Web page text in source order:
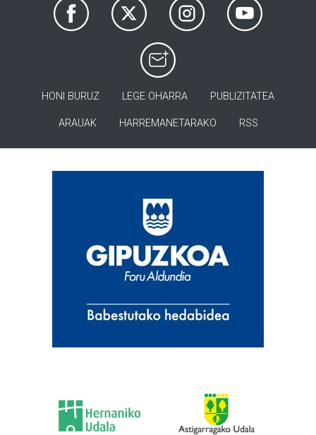
HONI BURUZ LEGE OHARRA PUBLIZITATEA
ARAUAK HARREMANETARAKO RSS